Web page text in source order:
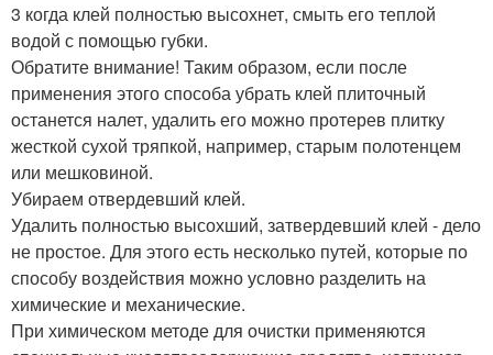
3 когда клей полностью высохнет, смыть его теплой
водой с помощью губки.
Обратите внимание! Таким образом, если после
применения этого способа убрать клей плиточный
останется налет, удалить его можно протерев плитку
жесткой сухой тряпкой, например, старым полотенцем
или мешковиной.
Убираем отвердевший клей.
Удалить полностью высохший, затвердевший клей - дело
не простое. Для этого есть несколько путей, которые по
способу воздействия можно условно разделить на
химические и механические.
При химическом методе для очистки применяются